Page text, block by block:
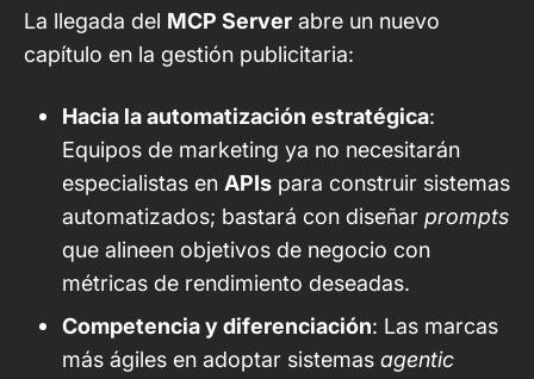
La llegada del MCP Server abre un nuevo
capítulo en la gestión publicitaria:
Hacia la automatización estratégica:
Equipos de marketing ya no necesitarán
especialistas en APIs para construir sistemas
automatizados; bastará con diseñar prompts
que alineen objetivos de negocio con
métricas de rendimiento deseadas.
Competencia y diferenciación: Las marcas
más ágiles en adoptar sistemas agentic